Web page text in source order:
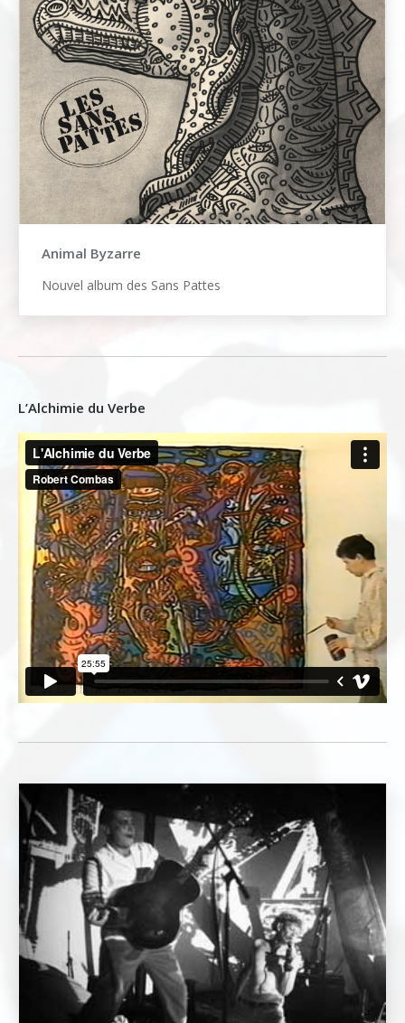
Animal Byzarre
Nouvel album des Sans Pattes
L’Alchimie du Verbe